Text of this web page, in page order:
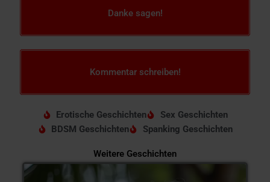
Danke sagen!
Kommentar schreiben!
Erotische Geschichten
Sex Geschichten
BDSM Geschichten
Spanking Geschichten
Weitere Geschichten